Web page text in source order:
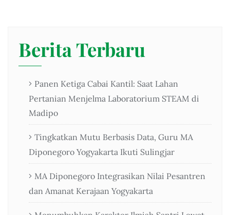
Berita Terbaru
Panen Ketiga Cabai Kantil: Saat Lahan
Pertanian Menjelma Laboratorium STEAM di
Madipo
Tingkatkan Mutu Berbasis Data, Guru MA
Diponegoro Yogyakarta Ikuti Sulingjar
MA Diponegoro Integrasikan Nilai Pesantren
dan Amanat Kerajaan Yogyakarta